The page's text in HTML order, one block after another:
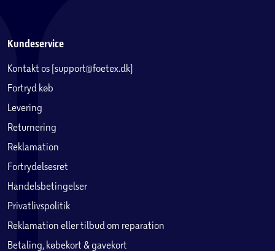
Kundeservice
Kontakt os (support@foetex.dk)
Fortryd køb
Levering
Returnering
Reklamation
Fortrydelsesret
Handelsbetingelser
Privatlivspolitik
Reklamation eller tilbud om reparation
Betaling, købekort & gavekort